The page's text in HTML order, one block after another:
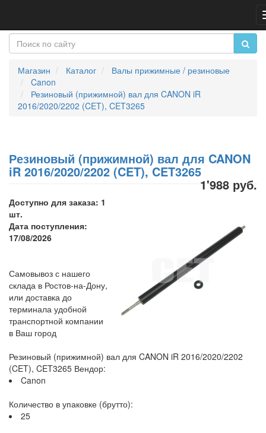
Магазин Каталог
Валы прижимные / резиновые
Canon
Резиновый (прижимной) вал для CANON iR
2016/2020/2202 (CET), CET3265
Резиновый (прижимной) вал для CANON
iR 2016/2020/2202 (CET), CET3265
1'988 руб.
Доступно для заказа: 1
шт.
Дата поступления:
17/08/2026
Самовывоз с нашего
склада в Ростов-на-Дону,
или доставка до
терминала удобной
транспортной компании
в Ваш город
Резиновый (прижимной) вал для CANON iR 2016/2020/2202
(CET), CET3265 Вендор:
Canon
Количество в упаковке (брутто):
25